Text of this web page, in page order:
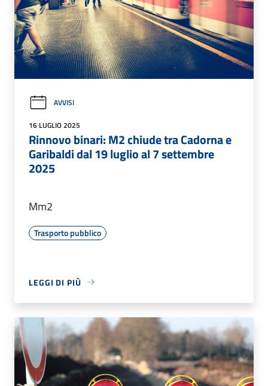
AVVISI
16 LUGLIO 2025
Rinnovo binari: M2 chiude tra Cadorna e
Garibaldi dal 19 luglio al 7 settembre
2025
Mm2
Trasporto pubblico
LEGGI DI PIÙ